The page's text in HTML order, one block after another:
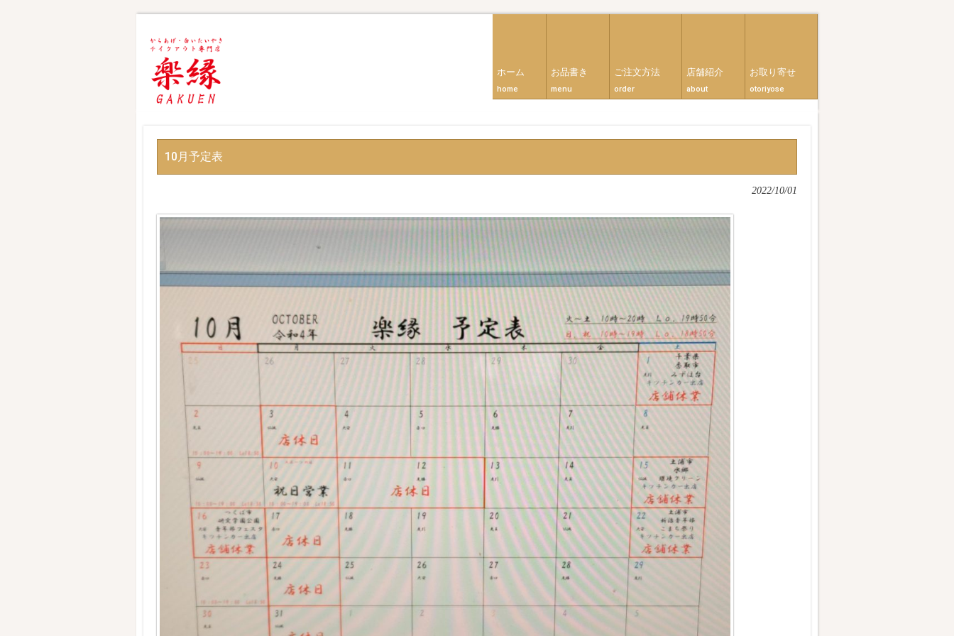
ホーム
home
お品書き
menu
ご注文方法
order
店舗紹介
about
お取り寄せ
otoriyose
10月予定表
2022/10/01